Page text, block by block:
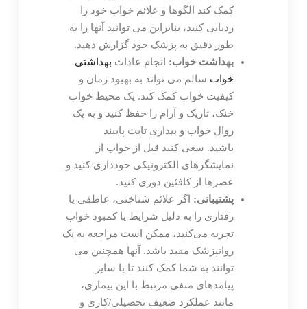
کمک کند الگوها و علائم خواب خود را
ردیابی کنید، بنابراین می توانید آنها را به
طور دقیق به پزشک خود گزارش دهید.
بهداشت خواب: انجام عادات بهداشتی
خواب سالم می تواند به بهبود زمان و
کیفیت خواب کمک کند. یک محیط خواب
خنک، تاریک و آرام را حفظ کنید و به یک
روال خواب و بیداری ثابت پایبند
باشید. سعی کنید قبل از خواب از
نمایشگرهای الکترونیکی خودداری کنید و
عصرها از کافئین دوری کنید.
پشتیبانی: اگر علائم شناختی، عاطفی یا
رفتاری را به دلیل شرایط یا کمبود خواب
تجربه می‌کنید، ممکن است مراجعه به یک
روانپزشک مفید باشد. آنها همچنین می
توانند به شما کمک کنند تا با سایر
پیامدهای منفی مرتبط با این بیماری،
مانند عملکرد ضعیف تحصیلی/کاری و